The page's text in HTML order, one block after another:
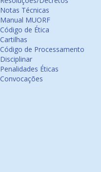
Notas Técnicas
Manual MUORF
Código de Ética
Cartilhas
Código de Processamento
Disciplinar
Penalidades Éticas
Convocações